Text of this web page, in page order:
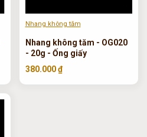
Nhang không tăm
Nhang không tăm - OG020
- 20g - Ống giấy
380.000 ₫